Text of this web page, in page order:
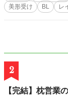
美形受け
BL レ
2
【完結】枕営業